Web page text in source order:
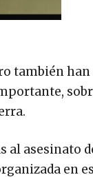
también han
al asesinato
en